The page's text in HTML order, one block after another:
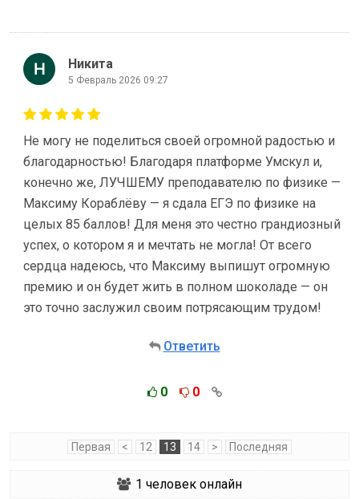
Никита
5 Февраль 2026 09:27
Не могу не поделиться своей огромной радостью и
благодарностью! Благодаря платформе Умскул и,
конечно же, ЛУЧШЕМУ преподавателю по физике —
Максиму Кораблёву — я сдала ЕГЭ по физике на
целых 85 баллов! Для меня это честно грандиозный
успех, о котором я и мечтать не могла! От всего
сердца надеюсь, что Максиму выпишут огромную
премию и он будет жить в полном шоколаде — он
это точно заслужил своим потрясающим трудом!
Ответить
0 0
Первая < 12 13 14 > Последняя
1 человек онлайн